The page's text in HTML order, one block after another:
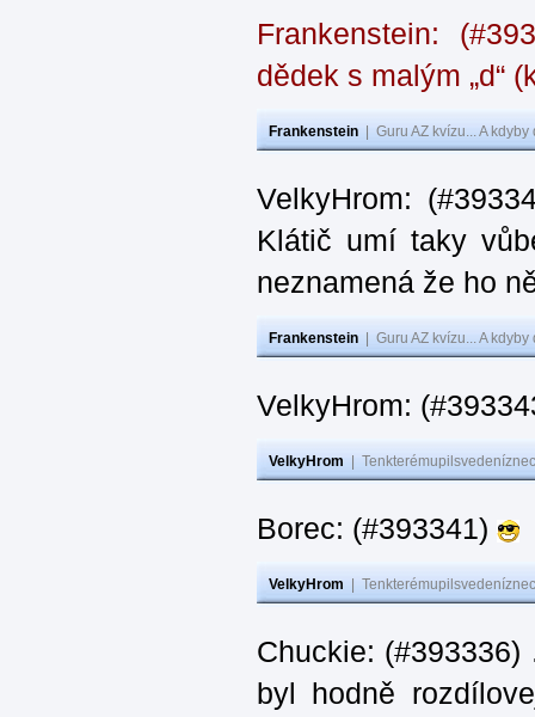
Frankenstein:
dědek s malým „d“
Frankenstein Guru AZ kvízu... A
VelkyHrom:
Klátič umí taky
neznamená že ho
Frankenstein Guru AZ kvízu... A
VelkyHrom:
VelkyHrom
Borec: (#393341)
VelkyHrom
Chuckie:
byl hodně